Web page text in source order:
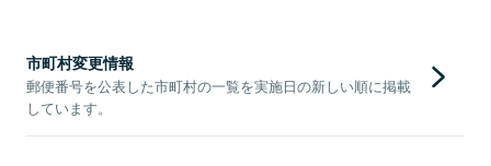
市町村変更情報
郵便番号を公表した市町村の一覧を実施日の新しい順に掲載
しています。